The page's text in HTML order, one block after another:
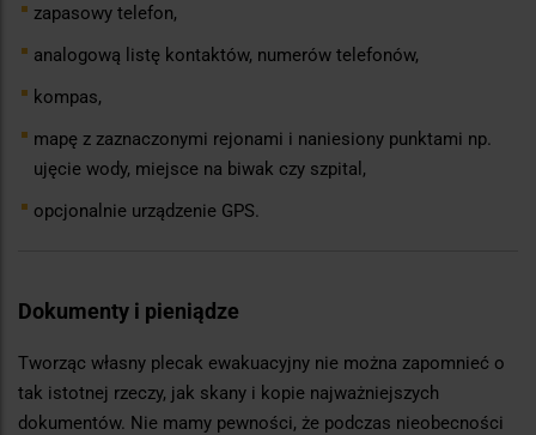
zapasowy telefon,
analogową listę kontaktów, numerów telefonów,
kompas,
mapę z zaznaczonymi rejonami i naniesiony punktami np.
ujęcie wody, miejsce na biwak czy szpital,
opcjonalnie urządzenie GPS.
Dokumenty i pieniądze
Tworząc własny plecak ewakuacyjny nie można zapomnieć o
tak istotnej rzeczy, jak skany i kopie najważniejszych
dokumentów. Nie mamy pewności, że podczas nieobecności